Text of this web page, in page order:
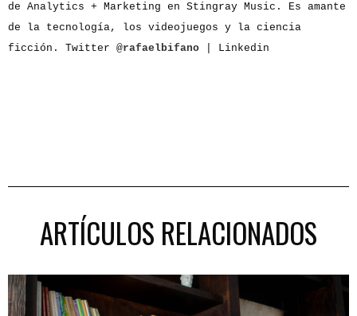
de Analytics + Marketing en Stingray Music. Es amante
de la tecnología, los videojuegos y la ciencia
ficción. Twitter @rafaelbifano | Linkedin
ARTÍCULOS RELACIONADOS